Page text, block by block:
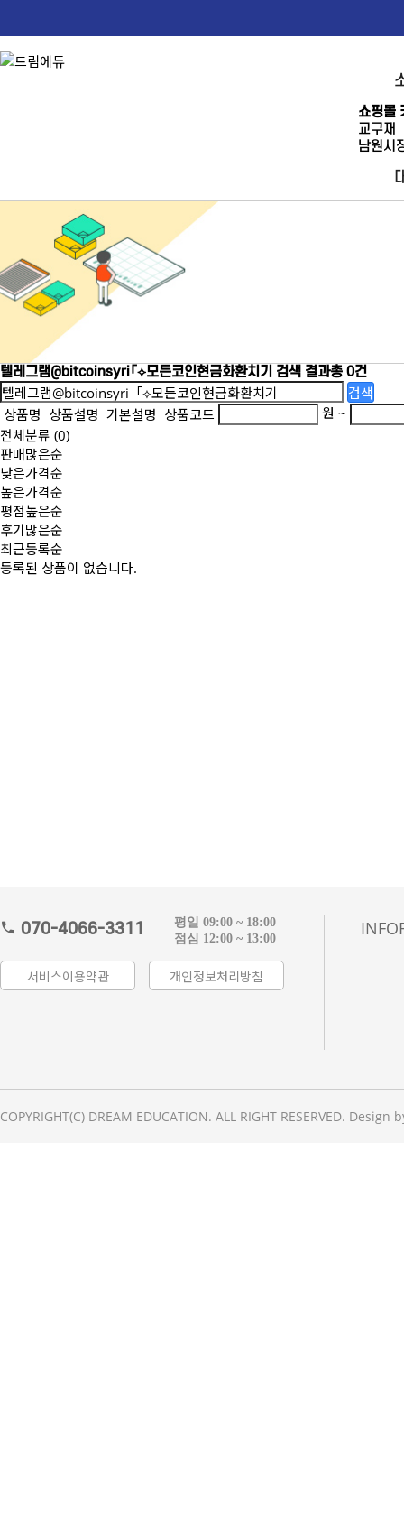
쇼핑몰
교구재
남원시
텔레그램@bitcoinsyri「⟡모든코인현금화환치기 검색 결과총 0건
검색
상품명 상품설명 기본설명 상품코드
원 ~
전체분류 (0)
판매많은순
낮은가격순
높은가격순
평점높은순
후기많은순
최근등록순
등록된 상품이 없습니다.
070-4066-3311
평일 09:00 ~ 18:00
점심 12:00 ~ 13:00
서비스이용약관 개인정보처리방침
COPYRIGHT(C) DREAM EDUCATION. ALL RIGHT RESERVED. Design